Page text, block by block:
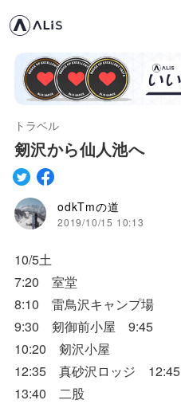
トラベル
剱沢から仙人池へ
odkTmの道
2019/10/15 10:13
10/5土
7:20 室堂
8:10 雷鳥沢キャンプ場
9:30 剱御前小屋 9:45
10:20 剱沢小屋
12:35 真砂沢ロッジ 12:45
13:40 二股